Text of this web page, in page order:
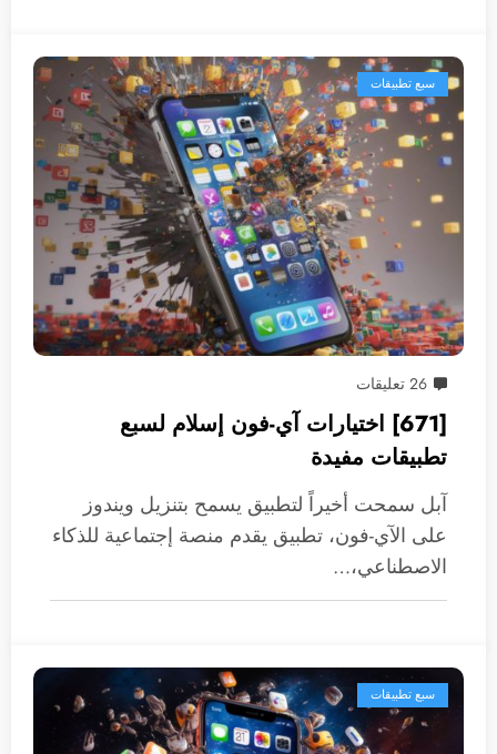
سبع تطبيقات
26 تعليقات
[671] اختيارات آي-فون إسلام لسبع
تطبيقات مفيدة
آبل سمحت أخيراً لتطبيق يسمح بتنزيل ويندوز
على الآي-فون، تطبيق يقدم منصة إجتماعية للذكاء
الاصطناعي،…
سبع تطبيقات